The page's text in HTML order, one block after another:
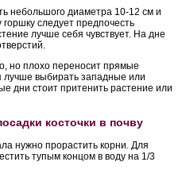
небольшого диаметра 10-12 см и
следует предпочесть
лучше себя чувствует. На дне
но плохо переносит прямые
выбирать западные или
дни стоит притенить растение или
косточки в почву
нужно прорастить корни. Для
тупым концом в воду на 1/3